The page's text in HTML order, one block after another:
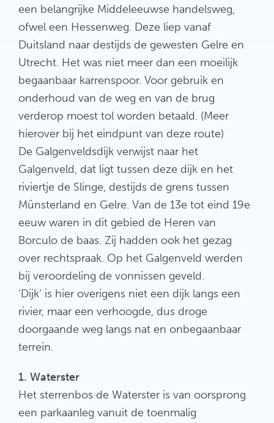
een belangrijke Middeleeuwse handelsweg,
ofwel een Hessenweg. Deze liep vanaf
Duitsland naar destijds de gewesten Gelre en
Utrecht. Het was niet meer dan een moeilijk
begaanbaar karrenspoor. Voor gebruik en
onderhoud van de weg en van de brug
verderop moest tol worden betaald. (Meer
hierover bij het eindpunt van deze route)
De Galgenveldsdijk verwijst naar het
Galgenveld, dat ligt tussen deze dijk en het
riviertje de Slinge, destijds de grens tussen
Münsterland en Gelre. Van de 13e tot eind 19e
eeuw waren in dit gebied de Heren van
Borculo de baas. Zij hadden ook het gezag
over rechtspraak. Op het Galgenveld werden
bij veroordeling de vonnissen geveld.
‘Dijk’ is hier overigens niet een dijk langs een
rivier, maar een verhoogde, dus droge
doorgaande weg langs nat en onbegaanbaar
terrein.
1. Waterster
Het sterrenbos de Waterster is van oorsprong
een parkaanleg vanuit de toenmalig